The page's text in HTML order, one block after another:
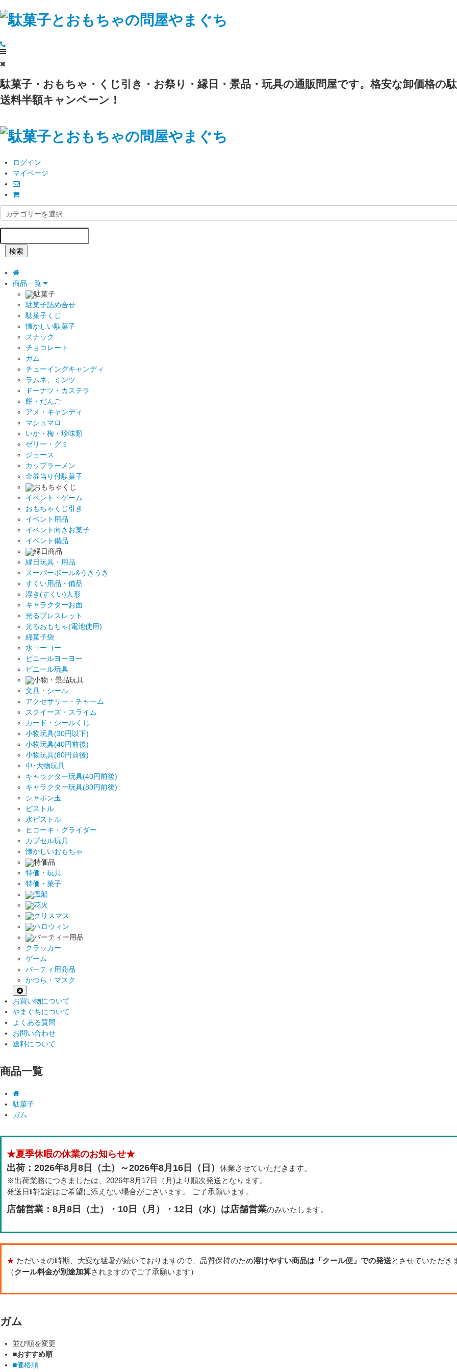
駄菓子・おもちゃ・くじ引き・お祭り・縁日・景品・玩具の通販問屋です。格安な卸価格の
送料半額キャンペーン！
ログイン
マイページ
検索
商品一覧
駄菓子
駄菓子詰め合せ
駄菓子くじ
懐かしい駄菓子
スナック
チョコレート
ガム
チューイングキャンディ
ラムネ、ミンツ
ドーナツ・カステラ
餅・だんご
アメ・キャンディ
マシュマロ
いか・梅・珍味類
ゼリー・グミ
ジュース
カップラーメン
金券当り付駄菓子
おもちゃくじ
イベント・ゲーム
おもちゃくじ引き
イベント用品
イベント向きお菓子
イベント備品
縁日商品
縁日玩具・用品
スーパーボール&うきうき
すくい用品・備品
浮き(すくい)人形
キャラクターお面
光るブレスレット
光るおもちゃ(電池使用)
綿菓子袋
水ヨーヨー
ビニールヨーヨー
ビニール玩具
小物・景品玩具
文具・シール
アクセサリー・チャーム
スクイーズ・スライム
カード・シールくじ
小物玩具(30円以下)
小物玩具(40円前後)
小物玩具(80円前後)
中･大物玩具
キャラクター玩具(40円前後)
キャラクター玩具(80円前後)
シャボン玉
ピストル
水ピストル
ヒコーキ・グライダー
カプセル玩具
懐かしいおもちゃ
特価品
特価・玩具
特価・菓子
風船
花火
クリスマス
ハロウィン
パーティー用品
クラッカー
ゲーム
パーティ用商品
かつら・マスク
お買い物について
やまぐちについて
よくある質問
お問い合わせ
送料について
商品一覧
駄菓子
ガム
★夏季休暇の休業のお知らせ★
出荷：2026年8月8日（土）～2026年8月16日（日） 休業させていただきます。
※出荷業務につきましたは、2026年8月17日（月)より順次発送となります。
発送日時指定はご希望に添えない場合がございます。 ご了承願います。
店舗営業：8月8日（土）・10日（月）・12日（水）は店舗営業のみいたします。
★ ただいまの時期、大変な猛暑が続いておりますので、品質保持のため溶けやすい商品は「クール便」での発送とさせていただき
（クール料金が別途加算されますのでご了承願います）
ガム
並び順を変更
■おすすめ順
■価格順